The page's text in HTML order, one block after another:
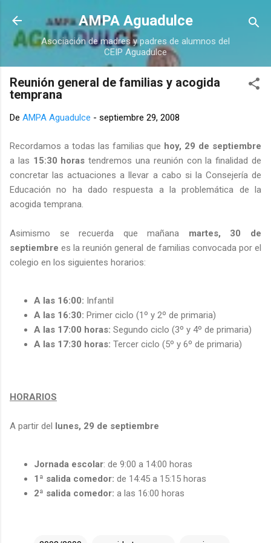
Ir al contenido principal
AMPA Aguadulce
Asociación de madres y padres de alumnos del
CEIP Aguadulce
Reunión general de familias y acogida
temprana
De AMPA Aguadulce - septiembre 29, 2008
Recordamos a todas las familias que hoy, 29 de septiembre
a las 15:30 horas tendremos una reunión con la finalidad de
concretar las actuaciones a llevar a cabo si la Consejería de
Educación no ha dado respuesta a la problemática de la
acogida temprana.
Asimismo se recuerda que mañana martes, 30 de
septiembre es la reunión general de familias convocada por el
colegio en los siguientes horarios:
A las 16:00: Infantil
A las 16:30: Primer ciclo (1º y 2º de primaria)
A las 17:00 horas: Segundo ciclo (3º y 4º de primaria)
A las 17:30 horas: Tercer ciclo (5º y 6º de primaria)
HORARIOS
A partir del lunes, 29 de septiembre
Jornada escolar: de 9:00 a 14:00 horas
1ª salida comedor: de 14:45 a 15:15 horas
2ª salida comedor: a las 16:00 horas